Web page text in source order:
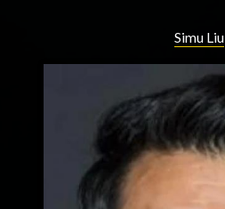
Simu Liu